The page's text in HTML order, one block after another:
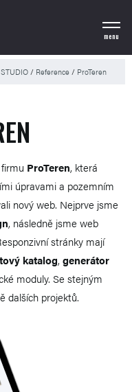
menu
/ Reference / ProTeren
ProTeren, která
úpravami a pozemním
nový web. Nejprve jsme
, následně jsme web
stránky mají
katalog, generátor
moduly. Se stejným
dalších projektů.